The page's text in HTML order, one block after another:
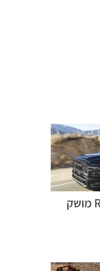
ראם REBEL 2500 מושק